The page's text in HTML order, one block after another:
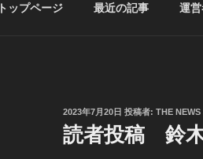
トップページ 最近の記事 運
投
稿
日:
2023年7月20日 投稿者: THE NEWS
読者投稿 鈴